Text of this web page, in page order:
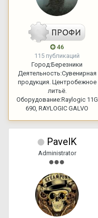
46
115 публикаций
Город:Березники
Деятельность:Сувенирная
продукция. Центробежное
литьё.
Оборудование:Raylogic 11G
690, RAYLOGIC GALVO
PavelK
Administrator